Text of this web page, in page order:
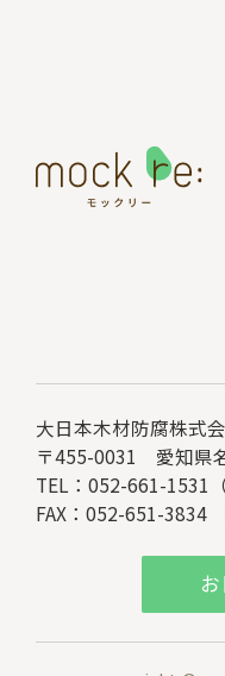
大日本木材防腐株式
〒455-0031 愛知県
TEL：052-661-1531
FAX：052-651-3834